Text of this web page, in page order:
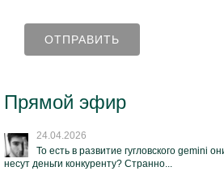
Прямой эфир
24.04.2026
То есть в развитие гугловского gemini
несут деньги конкуренту? Странно...